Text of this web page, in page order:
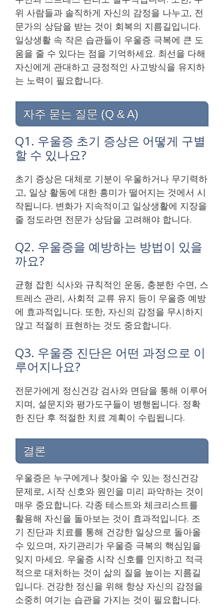
위 사람들과 솔직하게 자신의 감정을 나누고, 전
문가의 상담을 받는 것이 회복의 지름길입니다.
일상생활 속 작은 습관들이 우울증 극복에 큰 도
움을 줄 수 있다는 점을 기억하세요. 최선을 다해
자신에게 관대하고 긍정적인 사고방식을 유지하
는 노력이 필요합니다.
자주 묻는 질문 (Q & A)
Q1. 우울증 초기 증상은 어떻게 구별
할 수 있나요?
초기 증상은 대체로 기분이 우울하거나 무기력하
고, 일상 활동에 대한 흥미가 떨어지는 것에서 시
작됩니다. 변화가 지속적이고 일상생활에 지장을
줄 정도라면 전문가 상담을 고려해야 합니다.
Q2. 우울증을 예방하는 방법이 있을
까요?
균형 잡힌 식사와 규칙적인 운동, 충분한 수면, 스
트레스 관리, 사회적 교류 유지 등이 우울증 예방
에 효과적입니다. 또한, 자신의 감정을 무시하지
않고 적절히 표현하는 것도 중요합니다.
Q3. 우울증 진단은 어떤 과정으로 이
루어지나요?
전문가에게 정신건강 검사와 면담을 통해 이루어
지며, 설문지와 평가도구들이 병행됩니다. 정확
한 진단 후 적절한 치료 계획이 수립됩니다.
결론
우울증은 누구에게나 찾아올 수 있는 정신건강
문제로, 시작 신호와 원인을 미리 파악하는 것이
매우 중요합니다. 각종 테스트와 체크리스트를
활용해 자신을 돌아보는 것이 효과적입니다. 조
기 진단과 치료를 통해 건강한 일상으로 돌아올
수 있으며, 자기관리가 우울증 극복의 핵심임을
잊지 마세요. 우울증 시작 신호를 인지하고 적극
적으로 대처하는 것이 삶의 질을 높이는 지름길
입니다. 건강한 정신을 위해 항상 자신의 감정을
소중히 여기는 습관을 가지는 것이 필요합니다.